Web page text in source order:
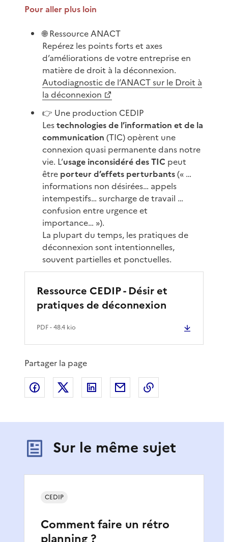
Pour aller plus loin
🌐 Ressource ANACT
Repérez les points forts et axes
d’améliorations de votre entreprise en
matière de droit à la déconnexion.
Autodiagnostic de l’ANACT sur le Droit à
la déconnexion
👉 Une production CEDIP
Lestechnologies de l’information et de la
communication (TIC) opèrent une
connexion quasi permanente dans notre
vie. L’usage inconsidéré des TIC peut
être porteur d’effets perturbants(« …
informations non désirées… appels
intempestifs… surcharge de travail …
confusion entre urgence et
importance… »).
La plupart du temps, les pratiques de
déconnexion sont intentionnelles,
souvent partielles et ponctuelles.
Ressource CEDIP - Désir et
pratiques de déconnexion
PDF- 48.4 kio
Partager la page
Partager sur Facebook
Partager sur XPartager sur LinkedIn
Partager par email
Sur le même sujet
Comment faire un rétro
planning ?
CEDIP